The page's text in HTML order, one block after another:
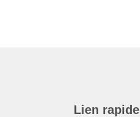
Lien rapide